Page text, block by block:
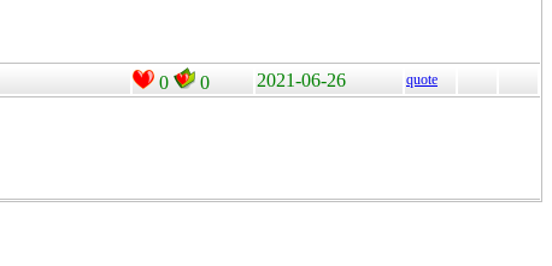
0 0 2021-06-26 quote